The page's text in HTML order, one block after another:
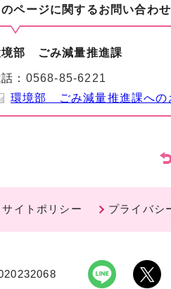
のページに関するお問い合わせ
境部 ごみ減量推進課
： 0568-85-6221
環境部 ごみ減量推進課への
サイトポリシー プライバシ